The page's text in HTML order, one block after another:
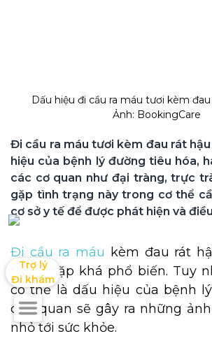
Dấu hiệu đi cầu ra máu tươi kèm
Ảnh: BookingCare
Đi cầu ra máu tươi kèm đau rát
hiệu của bệnh lý đường tiêu hóa,
các cơ quan như đại tràng, trực
gặp tình trạng này trong cơ thể
cơ sở y tế để được phát hiện và
Đi cầu ra máu kèm đau rát
trạng gặp khá phổ biến. Tuy
có thể là dấu hiệu của bệnh
chủ quan sẽ gây ra những
nhỏ tới sức khỏe.
Trợ lý
Đi khám